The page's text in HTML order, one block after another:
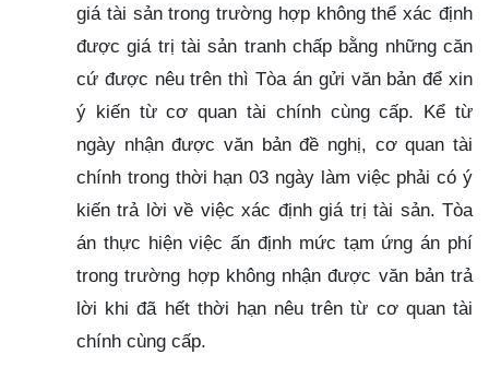
giá tài sản trong trường hợp không thể xác định
được giá trị tài sản tranh chấp bằng những căn
cứ được nêu trên thì Tòa án gửi văn bản để xin
ý kiến từ cơ quan tài chính cùng cấp. Kể từ
ngày nhận được văn bản đề nghị, cơ quan tài
chính trong thời hạn 03 ngày làm việc phải có ý
kiến trả lời về việc xác định giá trị tài sản. Tòa
án thực hiện việc ấn định mức tạm ứng án phí
trong trường hợp không nhận được văn bản trả
lời khi đã hết thời hạn nêu trên từ cơ quan tài
chính cùng cấp.